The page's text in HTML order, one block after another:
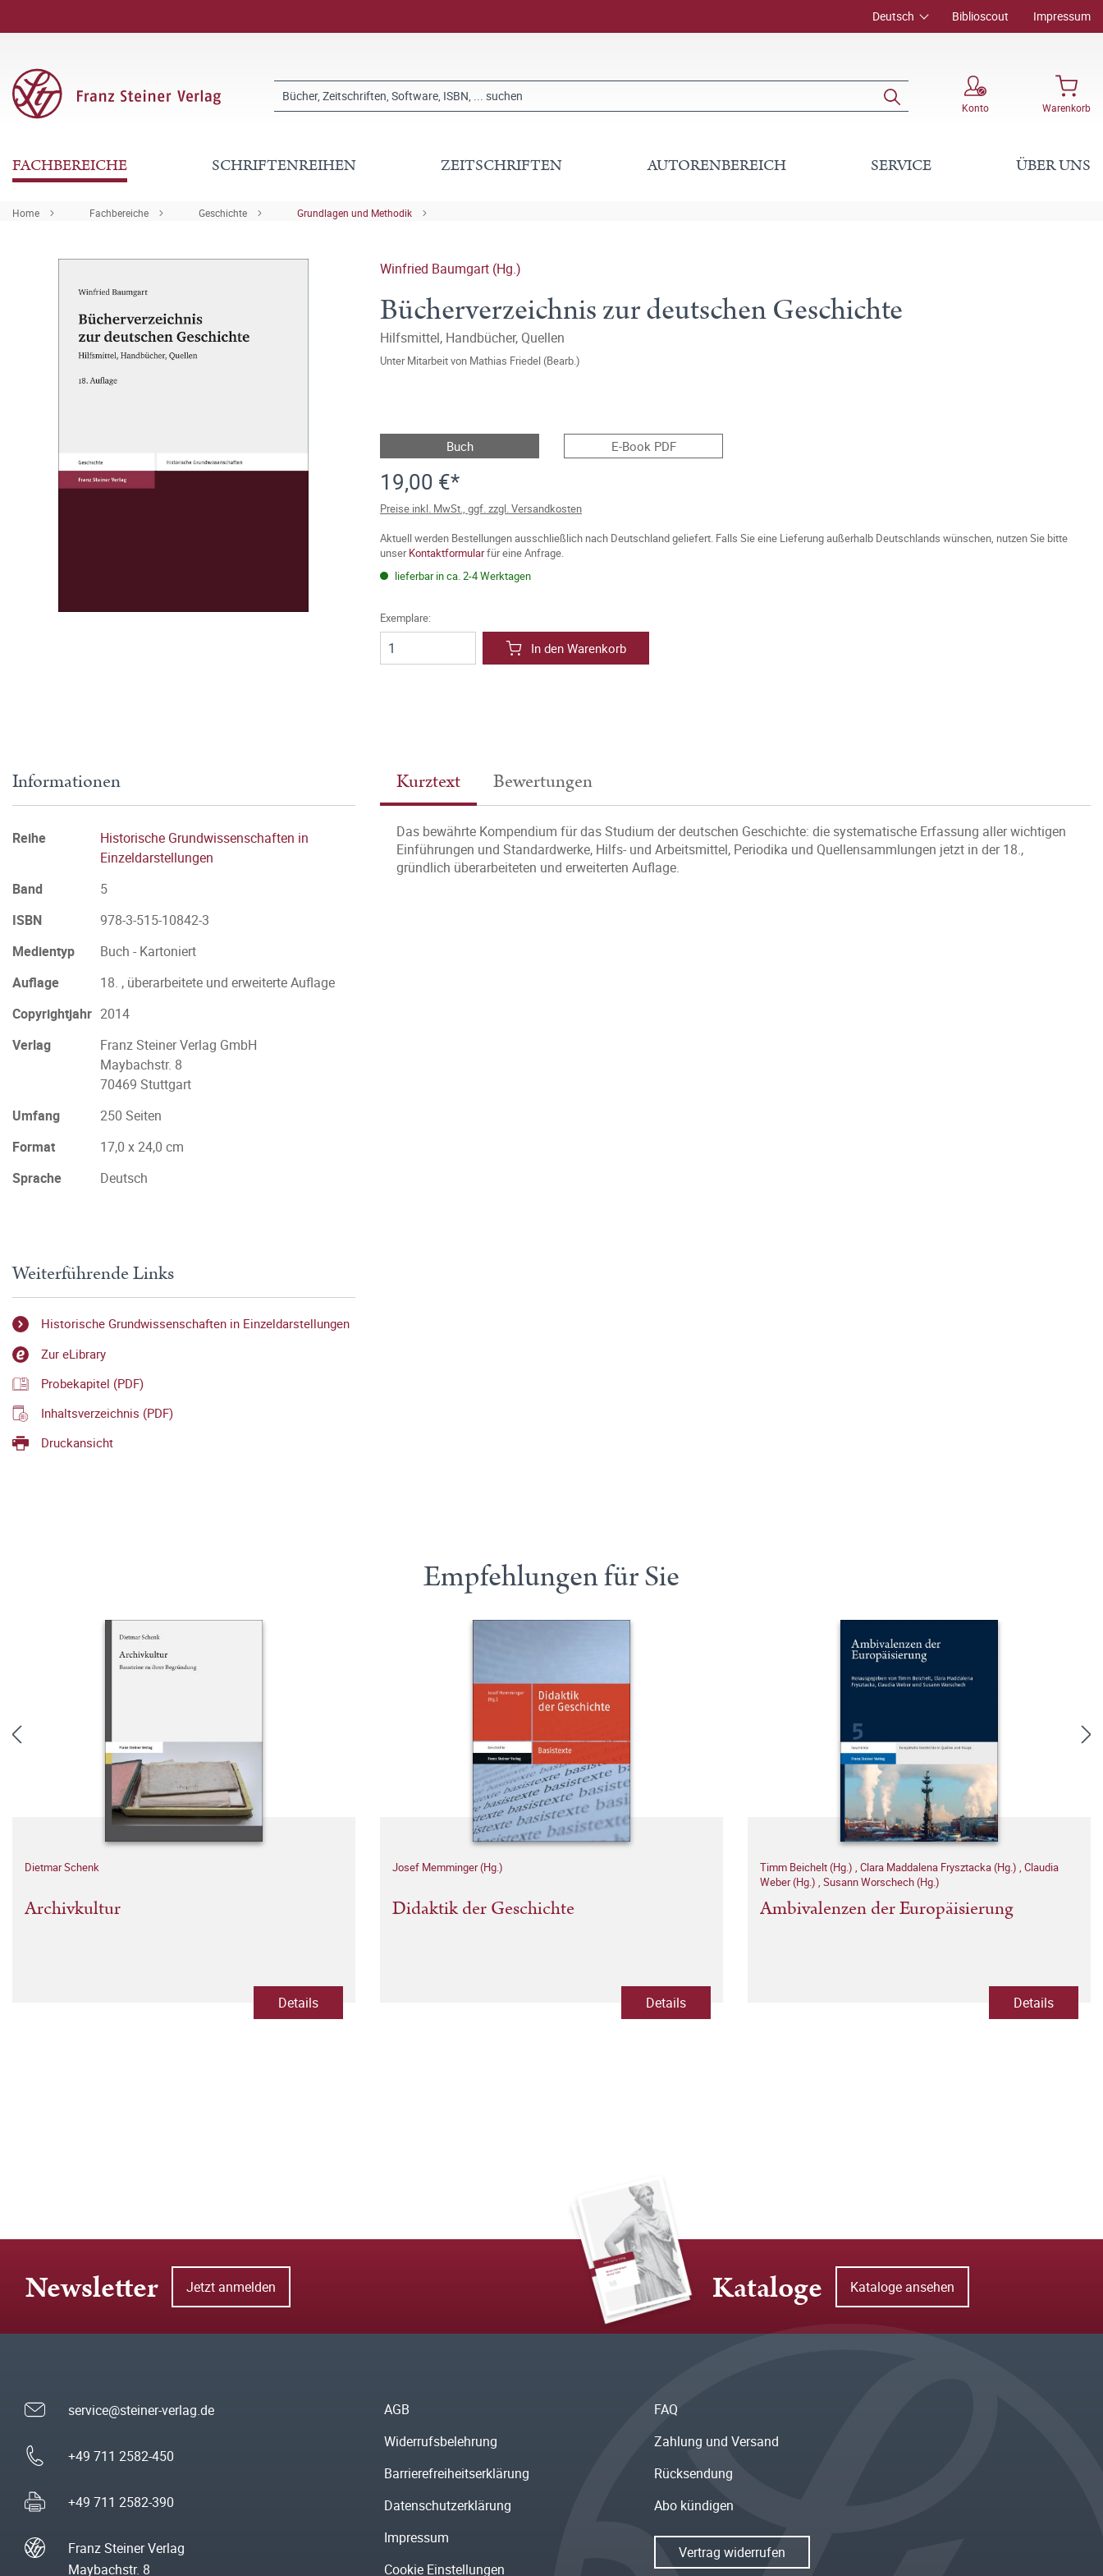
Deutsch Biblioscout Impressum
Konto Warenkorb
FACHBEREICHE SCHRIFTENREIHEN ZEITSCHRIFTEN AUTORENBEREICH SERVICE ÜBER UNS
Home Fachbereiche Geschichte Grundlagen und Methodik
Winfried Baumgart (Hg.)
Bücherverzeichnis zur deutschen Geschichte
Hilfsmittel, Handbücher, Quellen
Unter Mitarbeit von Mathias Friedel (Bearb.)
Buch E-Book PDF
19,00 €*
Preise inkl. MwSt., ggf. zzgl. Versandkosten
Aktuell werden Bestellungen ausschließlich nach Deutschland geliefert. Falls Sie eine Lieferung außerhalb Deutschlands wünschen, nutzen Sie bitte
unserKontaktformularfür eine Anfrage.
lieferbar in ca. 2-4 Werktagen
Exemplare:
In den Warenkorb
Kurztext Bewertungen
Das bewährte Kompendium für das Studium der deutschen Geschichte: die systematische Erfassung aller wichtigen
Einführungen und Standardwerke, Hilfs- und Arbeitsmittel, Periodika und Quellensammlungen jetzt in der 18.,
gründlich überarbeiteten und erweiterten Auflage.
Informationen
Reihe
Historische Grundwissenschaften in
Einzeldarstellungen
Band
5
ISBN
978-3-515-10842-3
Medientyp
Buch - Kartoniert
Auflage
18. , überarbeitete und erweiterte Auflage
Copyrightjahr 2014
Verlag
Franz Steiner Verlag GmbH
Maybachstr. 8
70469 Stuttgart
Umfang
250 Seiten
Format
17,0 x 24,0 cm
Sprache
Deutsch
Weiterführende Links
Historische Grundwissenschaften in Einzeldarstellungen
Zur eLibrary
Probekapitel (PDF)
Inhaltsverzeichnis (PDF)
Druckansicht
Empfehlungen für Sie
Dietmar Schenk
Archivkultur
Details
Josef Memminger (Hg.)
Didaktik der Geschichte
Details
Timm Beichelt (Hg.) , Clara Maddalena Frysztacka (Hg.) , Claudia
Weber (Hg.) , Susann Worschech (Hg.)
Ambivalenzen der Europäisierung
Details
Newsletter Jetzt anmelden Kataloge Kataloge ansehen
service@steiner-verlag.de
+49 711 2582-450
+49 711 2582-390
Franz Steiner Verlag
Maybachstr. 8
AGB
Widerrufsbelehrung
Barrierefreiheitserklärung
Datenschutzerklärung
Impressum
Cookie Einstellungen
FAQ
Zahlung und Versand
Rücksendung
Abo kündigen
Vertrag widerrufen